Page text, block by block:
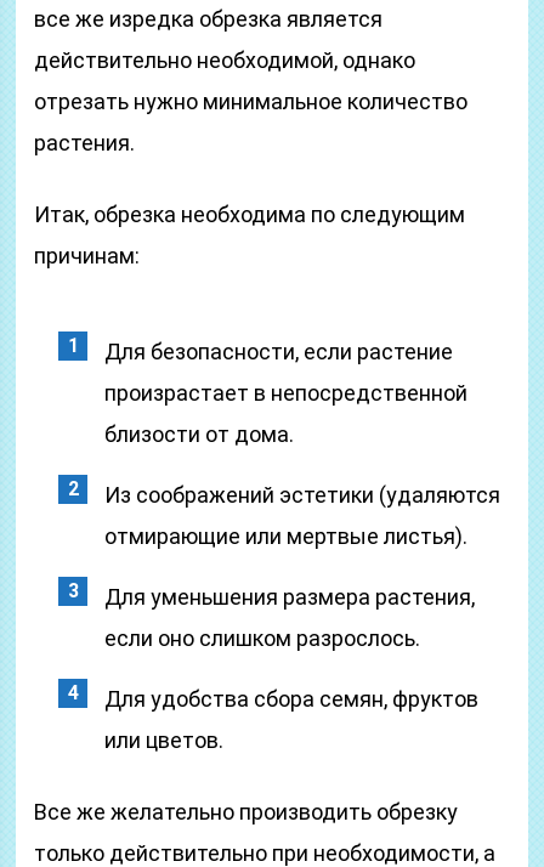
все же изредка обрезка является
действительно необходимой, однако
отрезать нужно минимальное количество
растения.
Итак, обрезка необходима по следующим
причинам:
Для безопасности, если растение
произрастает в непосредственной
близости от дома.
Из соображений эстетики (удаляются
отмирающие или мертвые листья).
Для уменьшения размера растения,
если оно слишком разрослось.
Для удобства сбора семян, фруктов
или цветов.
Все же желательно производить обрезку
только действительно при необходимости, а